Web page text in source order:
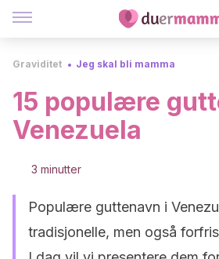
Graviditet Jeg skal bli mamma
15 populære
Venezuela
3 minutter
Populære guttenavn i
tradisjonelle, men også